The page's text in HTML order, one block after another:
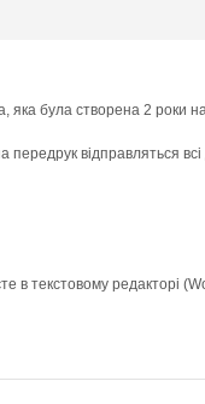
яка була створена 2 роки
відправляться
текстовому редакторі